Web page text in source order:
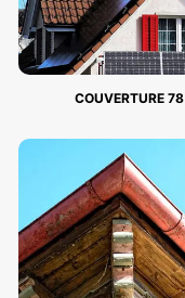
COUVERTURE 78